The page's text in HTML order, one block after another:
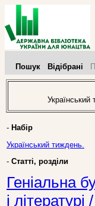
Пошук Відібрані
- Набір
Український тиждень.
- Статті, розділи
Геніальна
і